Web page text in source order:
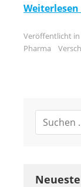
Veröffentlicht in
Pharma